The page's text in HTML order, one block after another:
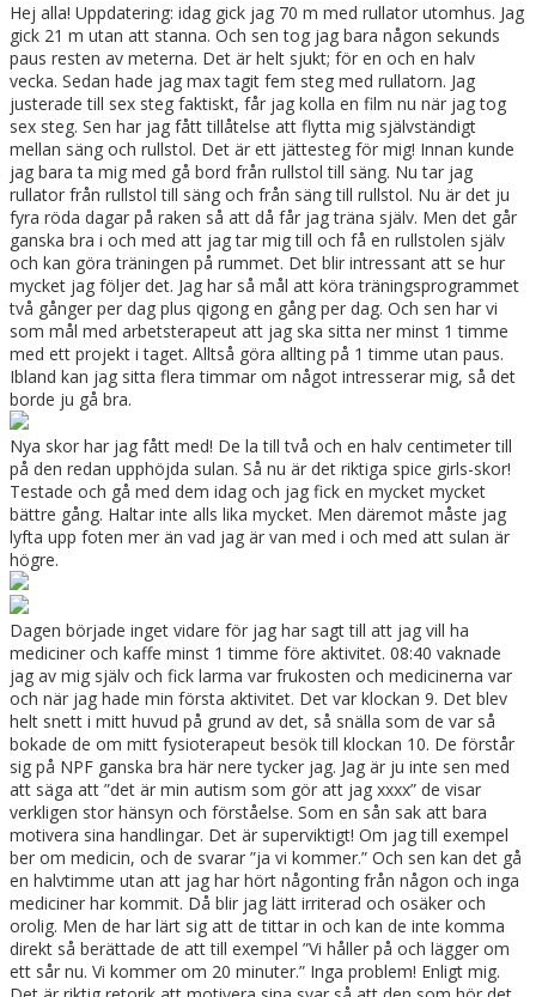
Hej alla! Uppdatering: idag gick jag 70 m med rullator utomhus. Jag
gick 21 m utan att stanna. Och sen tog jag bara någon sekunds
paus resten av meterna. Det är helt sjukt; för en och en halv
vecka. Sedan hade jag max tagit fem steg med rullatorn. Jag
justerade till sex steg faktiskt, får jag kolla en film nu när jag tog
sex steg. Sen har jag fått tillåtelse att flytta mig självständigt
mellan säng och rullstol. Det är ett jättesteg för mig! Innan kunde
jag bara ta mig med gå bord från rullstol till säng. Nu tar jag
rullator från rullstol till säng och från säng till rullstol. Nu är det ju
fyra röda dagar på raken så att då får jag träna själv. Men det går
ganska bra i och med att jag tar mig till och få en rullstolen själv
och kan göra träningen på rummet. Det blir intressant att se hur
mycket jag följer det. Jag har så mål att köra träningsprogrammet
två gånger per dag plus qigong en gång per dag. Och sen har vi
som mål med arbetsterapeut att jag ska sitta ner minst 1 timme
med ett projekt i taget. Alltså göra allting på 1 timme utan paus.
Ibland kan jag sitta flera timmar om något intresserar mig, så det
borde ju gå bra.
Nya skor har jag fått med! De la till två och en halv centimeter till
på den redan upphöjda sulan. Så nu är det riktiga spice girls-skor!
Testade och gå med dem idag och jag fick en mycket mycket
bättre gång. Haltar inte alls lika mycket. Men däremot måste jag
lyfta upp foten mer än vad jag är van med i och med att sulan är
högre.
Dagen började inget vidare för jag har sagt till att jag vill ha
mediciner och kaffe minst 1 timme före aktivitet. 08:40 vaknade
jag av mig själv och fick larma var frukosten och medicinerna var
och när jag hade min första aktivitet. Det var klockan 9. Det blev
helt snett i mitt huvud på grund av det, så snälla som de var så
bokade de om mitt fysioterapeut besök till klockan 10. De förstår
sig på NPF ganska bra här nere tycker jag. Jag är ju inte sen med
att säga att ”det är min autism som gör att jag xxxx” de visar
verkligen stor hänsyn och förståelse. Som en sån sak att bara
motivera sina handlingar. Det är superviktigt! Om jag till exempel
ber om medicin, och de svarar ”ja vi kommer.” Och sen kan det gå
en halvtimme utan att jag har hört någonting från någon och inga
mediciner har kommit. Då blir jag lätt irriterad och osäker och
orolig. Men de har lärt sig att de tittar in och kan de inte komma
direkt så berättade de att till exempel ”Vi håller på och lägger om
ett sår nu. Vi kommer om 20 minuter.” Inga problem! Enligt mig.